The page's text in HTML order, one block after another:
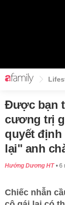
Được bạn
cương trị
quyết định
lại" anh
Hướng Dương HT 6
Chiếc nhẫn